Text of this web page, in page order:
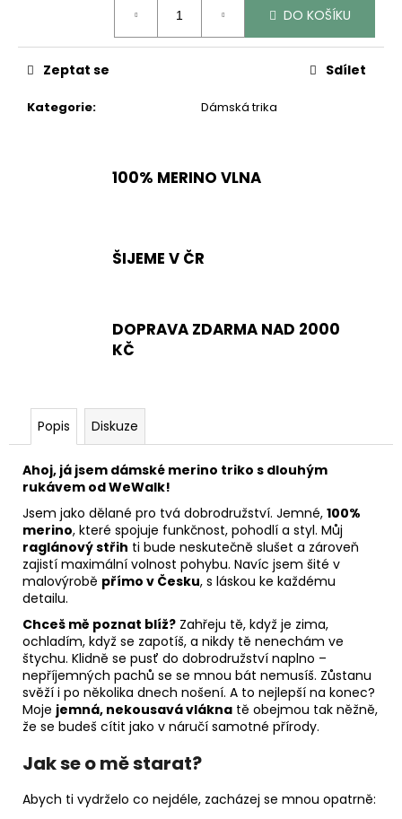
DO KOŠÍKU
Kategorie: Dámská trika
Zeptat se Sdílet
100% MERINO VLNA
ŠIJEME V ČR
DOPRAVA ZDARMA NAD 2000
KČ
Popis Diskuze
Ahoj, já jsem dámské merino triko s dlouhým
rukávem od WeWalk!
Jsem jako dělané pro tvá dobrodružství. Jemné, 100%
merino, které spojuje funkčnost, pohodlí a styl. Můj
raglánový střih ti bude neskutečně slušet a zároveň
zajistí maximální volnost pohybu. Navíc jsem šité v
malovýrobě přímo v Česku, s láskou ke každému
detailu.
Chceš mě poznat blíž? Zahřeju tě, když je zima,
ochladím, když se zapotíš, a nikdy tě nenechám ve
štychu. Klidně se pusť do dobrodružství naplno –
nepříjemných pachů se se mnou bát nemusíš. Zůstanu
svěží i po několika dnech nošení. A to nejlepší na konec?
Moje jemná, nekousavá vlákna tě obejmou tak něžně,
že se budeš cítit jako v náručí samotné přírody.
Jak se o mě starat?
Abych ti vydrželo co nejdéle, zacházej se mnou opatrně:
TRIČKO
TMAVĚ
MODRÁ